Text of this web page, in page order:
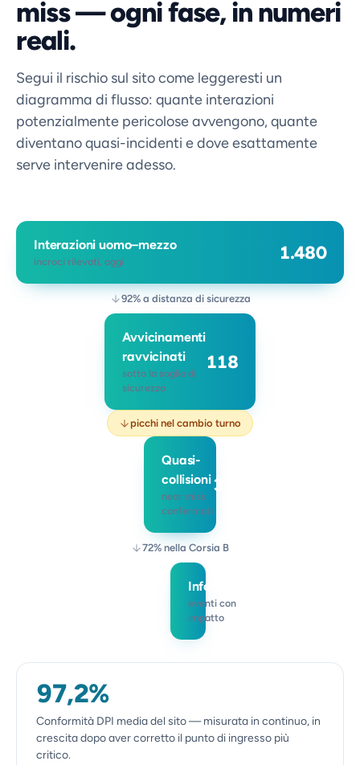
miss — ogni fase, in numeri
reali.
Segui il rischio sul sito come leggeresti un
diagramma di flusso: quante interazioni
potenzialmente pericolose avvengono, quante
diventano quasi-incidenti e dove esattamente
serve intervenire adesso.
Interazioni uomo–mezzo
incroci rilevati, oggi 1.480
92% a distanza di sicurezza
Avvicinamenti
ravvicinati
sotto la soglia di
sicurezza
118
picchi nel cambio turno
Quasi-
collisioni
near miss
confermati
31
72% nella Corsia B
Infortuni
eventi con
impatto
97,2%
Conformità DPI media del sito — misurata in continuo, in
crescita dopo aver corretto il punto di ingresso più
critico.